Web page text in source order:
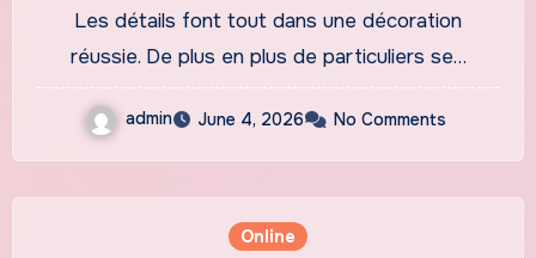
Les détails font tout dans une décoration
réussie. De plus en plus de particuliers se…
admin June 4, 2026 No Comments
Online